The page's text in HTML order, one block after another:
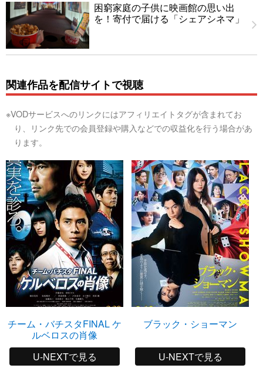
困窮家庭の子供に映画館の思い出
を！寄付で届ける「シェアシネマ」
関連作品を配信サイトで視聴
※VODサービスへのリンクにはアフィリエイトタグが含まれてお
り、リンク先での会員登録や購入などでの収益化を行う場合があ
ります。
チーム・バチスタFINAL ケ
ルベロスの肖像
U-NEXTで見る
ブラック・ショーマン
U-NEXTで見る